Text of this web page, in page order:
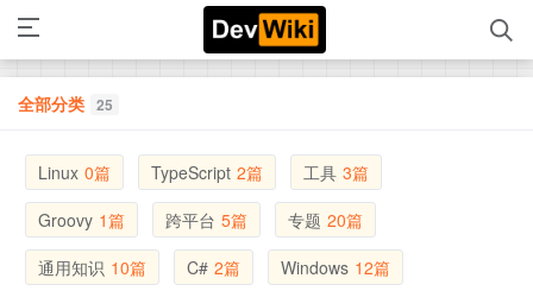
全部分类 25
Linux 0篇 TypeScript 2篇 工具 3篇
Groovy 1篇 跨平台 5篇 专题 20篇
通用知识 10篇 C# 2篇 Windows 12篇